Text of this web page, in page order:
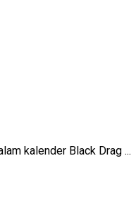
kalender Black Drag ...